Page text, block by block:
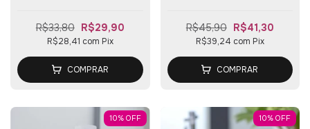
R$33,80 R$29,90
R$28,41 com Pix
COMPRAR
R$45,90 R$41,30
R$39,24 com Pix
COMPRAR
10% OFF 10% OFF